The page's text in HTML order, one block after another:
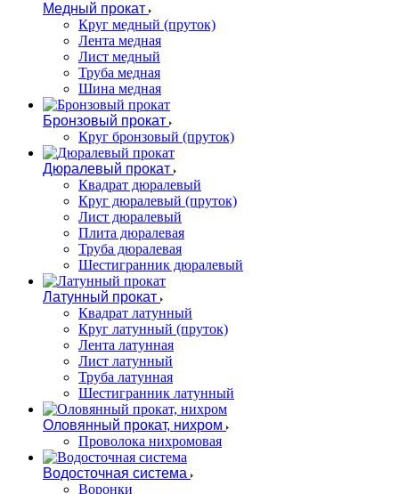
Медный прокат
Круг медный (пруток)
Лента медная
Лист медный
Труба медная
Шина медная
Бронзовый прокат
Круг бронзовый (пруток)
Дюралевый прокат
Квадрат дюралевый
Круг дюралевый (пруток)
Лист дюралевый
Плита дюралевая
Труба дюралевая
Шестигранник дюралевый
Латунный прокат
Квадрат латунный
Круг латунный (пруток)
Лента латунная
Лист латунный
Труба латунная
Шестигранник латунный
Оловянный прокат, нихром
Проволока нихромовая
Водосточная система
Воронки